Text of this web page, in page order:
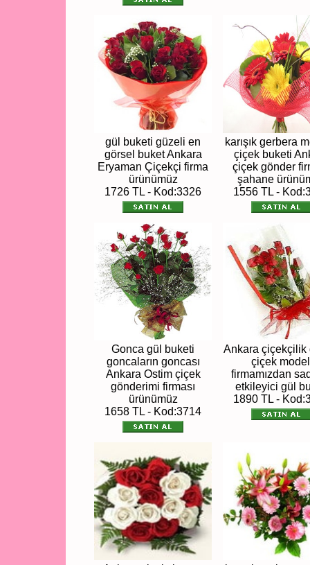
gül buketi güzeli en
görsel buket Ankara
Eryaman Çiçekçi firma
ürünümüz
1726 TL - Kod:3326
karışık gerbera
çiçek buketi
çiçek gönder
şahane
1556 TL -
Gonca gül buketi
goncaların goncası
Ankara Ostim çiçek
gönderimi firması
ürünümüz
1658 TL - Kod:3714
Ankara çiçekçilik
çiçek
firmamızdan
etkileyici gül
1890 TL -